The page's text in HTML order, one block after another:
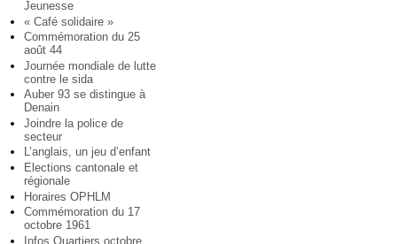
Jeunesse
« Café solidaire »
Commémoration du 25
août 44
Journée mondiale de lutte
contre le sida
Auber 93 se distingue à
Denain
Joindre la police de
secteur
L’anglais, un jeu d’enfant
Elections cantonale et
régionale
Horaires OPHLM
Commémoration du 17
octobre 1961
Infos Quartiers octobre